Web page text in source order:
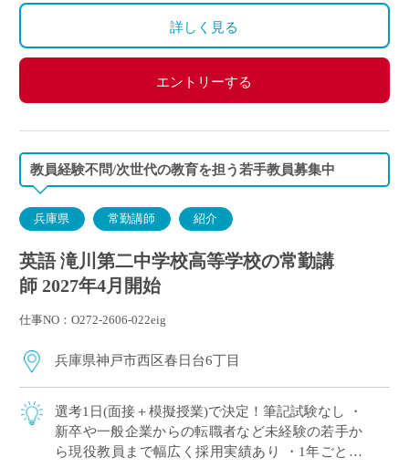
◇賞与：有(過去実績3.55ヶ月分＋30万円)
◇保険：私学共済、雇用保険、労災保険
詳しく見る
エントリーする
教員経験不問/次世代の教育を担う若手教員募集中
兵庫県 常勤講師 紹介
英語 滝川第二中学校高等学校の常勤講
師 2027年4月開始
仕事NO：O272-2606-022eig
兵庫県神戸市西区春日台6丁目
選考1日(面接＋模擬授業)で決定！筆記試験なし ・
新卒や一般企業からの転職者など未経験の若手か
ら現役教員まで幅広く採用実績あり ・1年ごとに